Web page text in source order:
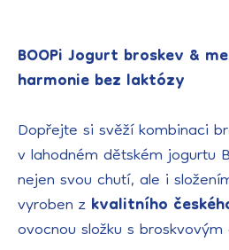
BOOPi Jogurt broskev &
harmonie bez laktózy
Dopřejte si svěží kombinaci
v lahodném dětském jogurtu
nejen svou chutí, ale i
vyroben zkvalitního
ovocnou složku s